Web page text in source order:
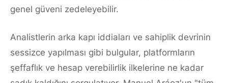
genel güveni zedeleyebilir.
Analistlerin arka kapı iddiaları ve sahiplik devrinin
sessizce yapılması gibi bulgular, platformların
şeffaflık ve hesap verebilirlik ilkelerine ne kadar